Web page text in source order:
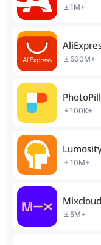
1M+
500M+
100K+
10M+
5M+